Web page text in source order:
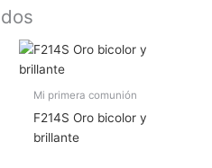
Mi primera comunión
F214S Oro bicolor y
brillante